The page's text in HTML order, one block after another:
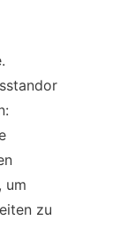
um
zu